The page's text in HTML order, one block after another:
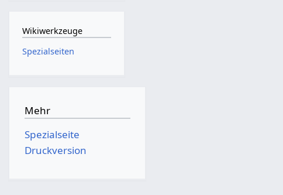
Wikiwerkzeuge
Spezialseiten
Mehr
Spezialseite
Druckversion